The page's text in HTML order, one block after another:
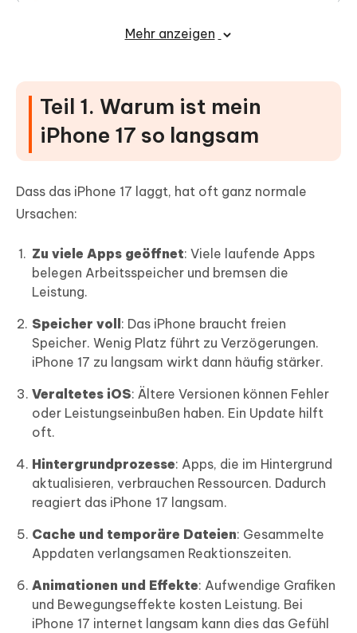
9. Akkuwechsel in Betracht ziehen
Teil 4. Häufige Fragen zu iPhone 17
langsam
Mehr anzeigen
Teil 1. Warum ist mein
iPhone 17 so langsam
Dass das iPhone 17 laggt, hat oft ganz normale
Ursachen:
Zu viele Apps geöffnet: Viele laufende Apps
belegen Arbeitsspeicher und bremsen die
Leistung.
Speicher voll : Das iPhone braucht freien
Speicher. Wenig Platz führt zu Verzögerungen.
iPhone 17 zu langsam wirkt dann häufig stärker.
Veraltetes iOS: Ältere Versionen können Fehler
oder Leistungseinbußen haben. Ein Update hilft
oft.
Hintergrundprozesse: Apps, die im Hintergrund
aktualisieren, verbrauchen Ressourcen. Dadurch
reagiert das iPhone 17 langsam.
Cache und temporäre Dateien: Gesammelte
Appdaten verlangsamen Reaktionszeiten.
Animationen und Effekte: Aufwendige Grafiken
und Bewegungseffekte kosten Leistung. Bei
iPhone 17 internet langsam kann dies das Gefühl